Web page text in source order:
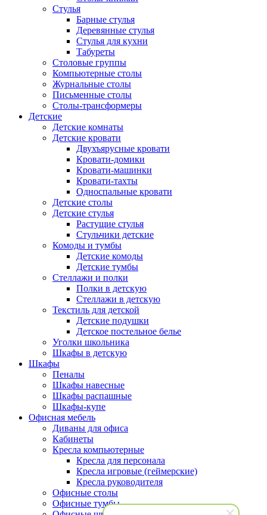
Стулья
Барные стулья
Деревянные стулья
Стулья для кухни
Табуреты
Столовые группы
Компьютерные столы
Журнальные столы
Письменные столы
Столы-трансформеры
Детские
Детские комнаты
Детские кровати
Двухъярусные кровати
Кровати-домики
Кровати-машинки
Кровати-тахты
Односпальные кровати
Детские столы
Детские стулья
Растущие стулья
Стульчики детские
Комоды и тумбы
Детские комоды
Детские тумбы
Стеллажи и полки
Полки в детскую
Стеллажи в детскую
Текстиль для детской
Детские подушки
Детское постельное белье
Уголки школьника
Шкафы в детскую
Шкафы
Пеналы
Шкафы навесные
Шкафы распашные
Шкафы-купе
Офисная мебель
Диваны для офиса
Кабинеты
Кресла компьютерные
Кресла для персонала
Кресла игровые (геймерские)
Кресла руководителя
Офисные столы
Офисные тумбы